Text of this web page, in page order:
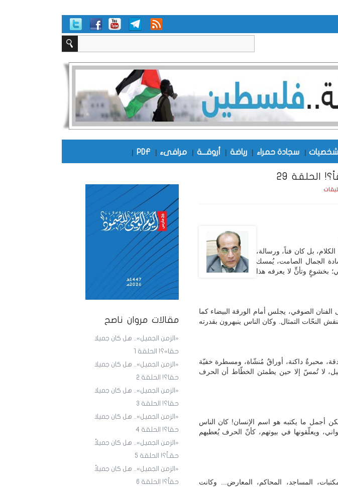
شخصيات | سجادة حمراء | رياضة | أروقـــة | مرافىء |
PDF
|
مقالات مروان ناصح
«الزمن الجميل».. هل كان جميلا
حقا»؟! الحلقة 1
«الزمن الجميل».. هل كان جميلا
حقا؟! الحلقة 2
«الزمن الجميل».. هل كان جميلا
حقا؟! الحلقة 3
«الزمن الجميل».. هل كان جميلا
حقا؟! الحلقة 4
«الزمن الجميل».. هل كان جميلاً
حقـاً؟! الحلقة 5
«الزمن الجميل».. هل كان جميلاً
حقاً؟! الحلقة 6
الحلقة 29
بل كان فناً، ورسالة،
الجمال الصامت، يُمسك
بخشوعٍ وتأنٍّ لا يعرفه هذا
الصوفي، يجلس أمام الورقة البيضاء كما
النحّات التمثال. وكان الناس ينبهرون بقدرته
محبرةٌ داكنة، أوراقٌ مُنشّاة، ومسطرة خفيّة
لا تُمسّ إلا حين يطمئن الخطّاط أن الحرف
أجمل ما يكتبه هو اسم الإنسان! كان الناس
ويعلّقونها في بيوتهم، كأنّ الحرف يُعطيهم
المساجد، المحاكم، المعارض... وكانت